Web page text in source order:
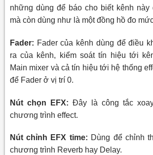
những dùng để báo cho biết kênh này
mà còn dùng như là một đồng hồ đo
Fader: Fader của kênh dùng để điều
ra của kênh, kiểm soát tín hiệu tới
Main mixer và cả tín hiệu tới hệ thống
để Fader ở vị trí 0.
Nút chọn EFX: Đây là công tắc
chương trình effect.
Nút chỉnh EFX time: Dùng để chỉnh
chương trình Reverb hay Delay.